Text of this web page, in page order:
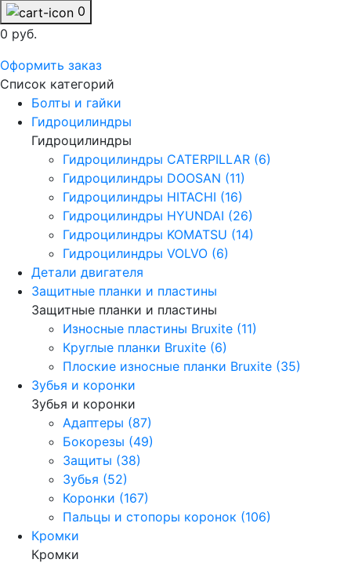
0
0 руб.
Оформить заказ
Список категорий
Болты и гайки
Гидроцилиндры
Гидроцилиндры
Гидроцилиндры CATERPILLAR (6)
Гидроцилиндры DOOSAN (11)
Гидроцилиндры HITACHI (16)
Гидроцилиндры HYUNDAI (26)
Гидроцилиндры KOMATSU (14)
Гидроцилиндры VOLVO (6)
Детали двигателя
Защитные планки и пластины
Защитные планки и пластины
Износные пластины Bruxite (11)
Круглые планки Bruxite (6)
Плоские износные планки Bruxite (35)
Зубья и коронки
Зубья и коронки
Адаптеры (87)
Бокорезы (49)
Защиты (38)
Зубья (52)
Коронки (167)
Пальцы и стопоры коронок (106)
Кромки
Кромки